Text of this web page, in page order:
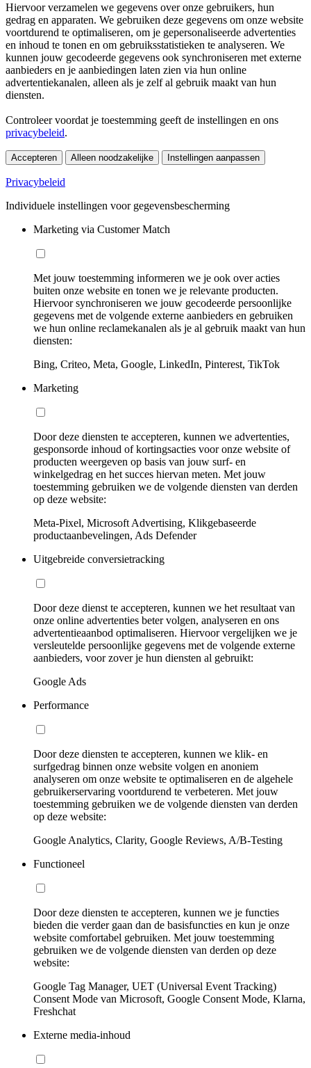
Hiervoor verzamelen we gegevens over onze gebruikers, hun
gedrag en apparaten. We gebruiken deze gegevens om onze website
voortdurend te optimaliseren, om je gepersonaliseerde advertenties
en inhoud te tonen en om gebruiksstatistieken te analyseren. We
kunnen jouw gecodeerde gegevens ook synchroniseren met externe
aanbieders en je aanbiedingen laten zien via hun online
advertentiekanalen, alleen als je zelf al gebruik maakt van hun
diensten.
Controleer voordat je toestemming geeft de instellingen en ons
privacybeleid.
Accepteren Alleen noodzakelijke Instellingen aanpassen
Privacybeleid
Individuele instellingen voor gegevensbescherming
Marketing via Customer Match
Met jouw toestemming informeren we je ook over acties
buiten onze website en tonen we je relevante producten.
Hiervoor synchroniseren we jouw gecodeerde persoonlijke
gegevens met de volgende externe aanbieders en gebruiken
we hun online reclamekanalen als je al gebruik maakt van hun
diensten:
Bing, Criteo, Meta, Google, LinkedIn, Pinterest, TikTok
Marketing
Door deze diensten te accepteren, kunnen we advertenties,
gesponsorde inhoud of kortingsacties voor onze website of
producten weergeven op basis van jouw surf- en
winkelgedrag en het succes hiervan meten. Met jouw
toestemming gebruiken we de volgende diensten van derden
op deze website:
Meta-Pixel, Microsoft Advertising, Klikgebaseerde
productaanbevelingen, Ads Defender
Uitgebreide conversietracking
Door deze dienst te accepteren, kunnen we het resultaat van
onze online advertenties beter volgen, analyseren en ons
advertentieaanbod optimaliseren. Hiervoor vergelijken we je
versleutelde persoonlijke gegevens met de volgende externe
aanbieders, voor zover je hun diensten al gebruikt:
Google Ads
Performance
Door deze diensten te accepteren, kunnen we klik- en
surfgedrag binnen onze website volgen en anoniem
analyseren om onze website te optimaliseren en de algehele
gebruikerservaring voortdurend te verbeteren. Met jouw
toestemming gebruiken we de volgende diensten van derden
op deze website:
Google Analytics, Clarity, Google Reviews, A/B-Testing
Functioneel
Door deze diensten te accepteren, kunnen we je functies
bieden die verder gaan dan de basisfuncties en kun je onze
website comfortabel gebruiken. Met jouw toestemming
gebruiken we de volgende diensten van derden op deze
website:
Google Tag Manager, UET (Universal Event Tracking)
Consent Mode van Microsoft, Google Consent Mode, Klarna,
Freshchat
Externe media-inhoud